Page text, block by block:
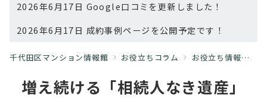
2026年6月17日 Google口コミを更新しました！
2026年6月17日 成約事例ページを公開予定です！
千代田区マンション情報館 お役立ちコラム お役立ち情報
増え続ける「相続人なき遺産」